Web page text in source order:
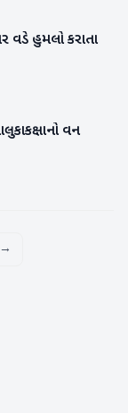
વડે હુમલો કરાતા
વન